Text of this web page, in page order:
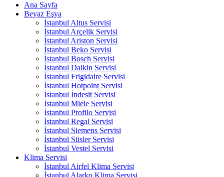
Ana Sayfa
Beyaz Eşya
İstanbul Altus Servisi
İstanbul Arçelik Servisi
İstanbul Ariston Servisi
İstanbul Beko Servisi
İstanbul Bosch Servisi
İstanbul Daikin Servisi
İstanbul Frigidaire Servisi
İstanbul Hotpoint Servisi
İstanbul İndesit Servisi
İstanbul Miele Servisi
İstanbul Profilo Servisi
İstanbul Regal Servisi
İstanbul Siemens Servisi
İstanbul Süsler Servisi
İstanbul Vestel Servisi
Klima Servisi
İstanbul Airfel Klima Servisi
İstanbul Alarko Klima Servisi